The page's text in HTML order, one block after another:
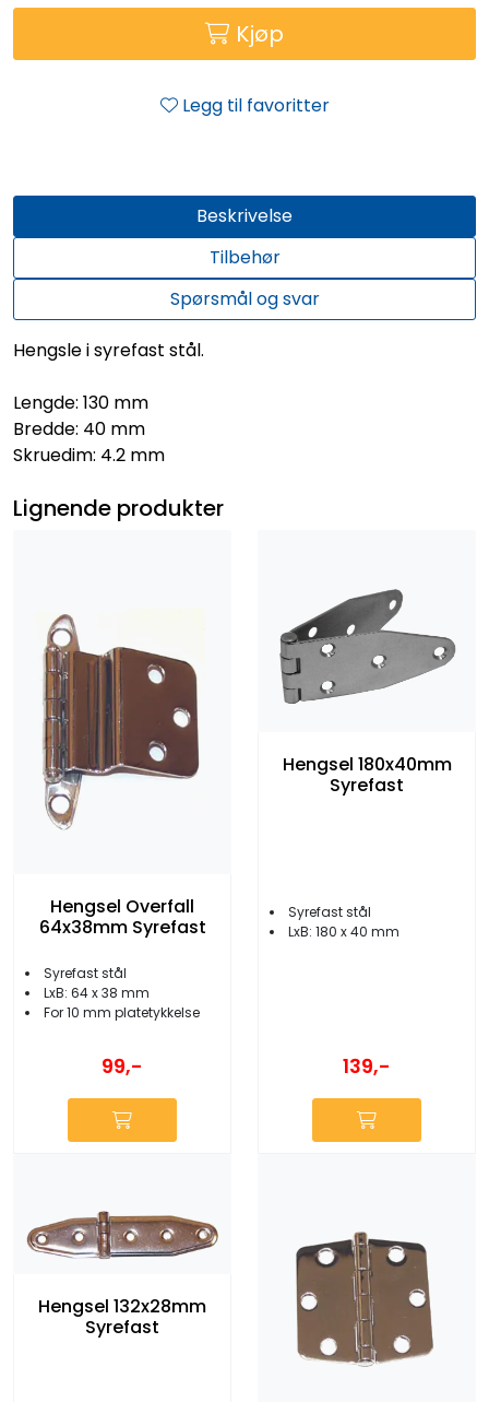
Kjøp
Legg til favoritter
Beskrivelse
Tilbehør
Spørsmål og svar
Hengsle i syrefast stål.
Lengde: 130 mm
Bredde: 40 mm
Skruedim: 4.2 mm
Lignende produkter
Hengsel Overfall
64x38mm Syrefast
Syrefast stål
LxB: 64 x 38 mm
For 10 mm platetykkelse
99,-
Hengsel 180x40mm
Syrefast
Syrefast stål
LxB: 180 x 40 mm
139,-
Hengsel 132x28mm
Syrefast